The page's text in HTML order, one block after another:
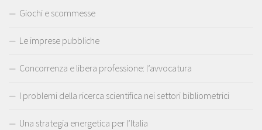
Giochi e scommesse
Le imprese pubbliche
Concorrenza e libera professione: l’avvocatura
I problemi della ricerca scientifica nei settori bibliometrici
Una strategia energetica per l’Italia